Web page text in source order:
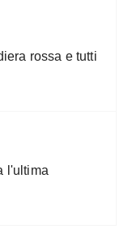
rossa e tutti
l'ultima